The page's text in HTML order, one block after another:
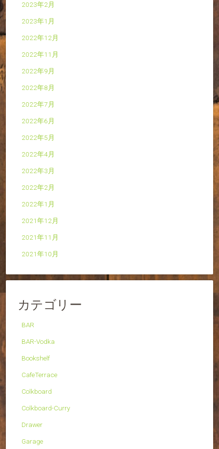
2023年2月
2023年1月
2022年12月
2022年11月
2022年9月
2022年8月
2022年7月
2022年6月
2022年5月
2022年4月
2022年3月
2022年2月
2022年1月
2021年12月
2021年11月
2021年10月
カテゴリー
BAR
BAR-Vodka
Bookshelf
CafeTerrace
Colkboard
Colkboard-Curry
Drawer
Garage